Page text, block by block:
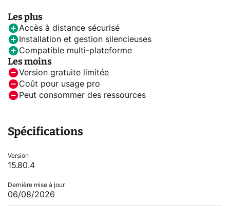
Les plus
Accès à distance sécurisé
Installation et gestion silencieuses
Compatible multi-plateforme
Les moins
Version gratuite limitée
Coût pour usage pro
Peut consommer des ressources
Spécifications
Version
15.80.4
Dernière mise à jour
06/08/2026